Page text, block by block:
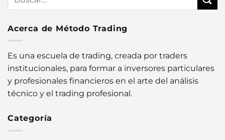
Acerca de Método Trading
Es una escuela de trading, creada por traders
institucionales, para formar a inversores particulares
y profesionales financieros en el arte del análisis
técnico y el trading profesional.
Categoría